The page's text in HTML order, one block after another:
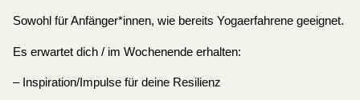
Sowohl für Anfänger*innen, wie bereits Yogaerfahrene geeignet.
Es erwartet dich / im Wochenende erhalten:
– Inspiration/Impulse für deine Resilienz